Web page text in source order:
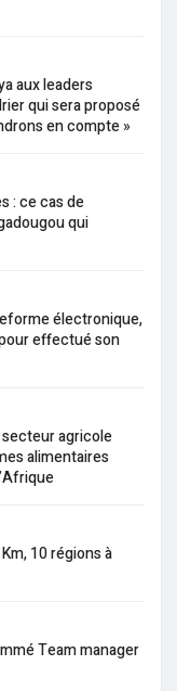
aux leaders
qui sera proposé
en compte »
: ce cas de
qui
électronique,
effectué son
agricole
alimentaires
10 régions à
Team manager